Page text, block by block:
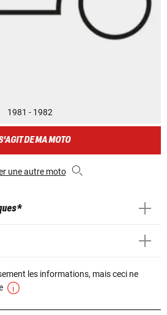
1981 - 1982
DE MA MOTO
une autre moto
*
les informations, mais ceci ne